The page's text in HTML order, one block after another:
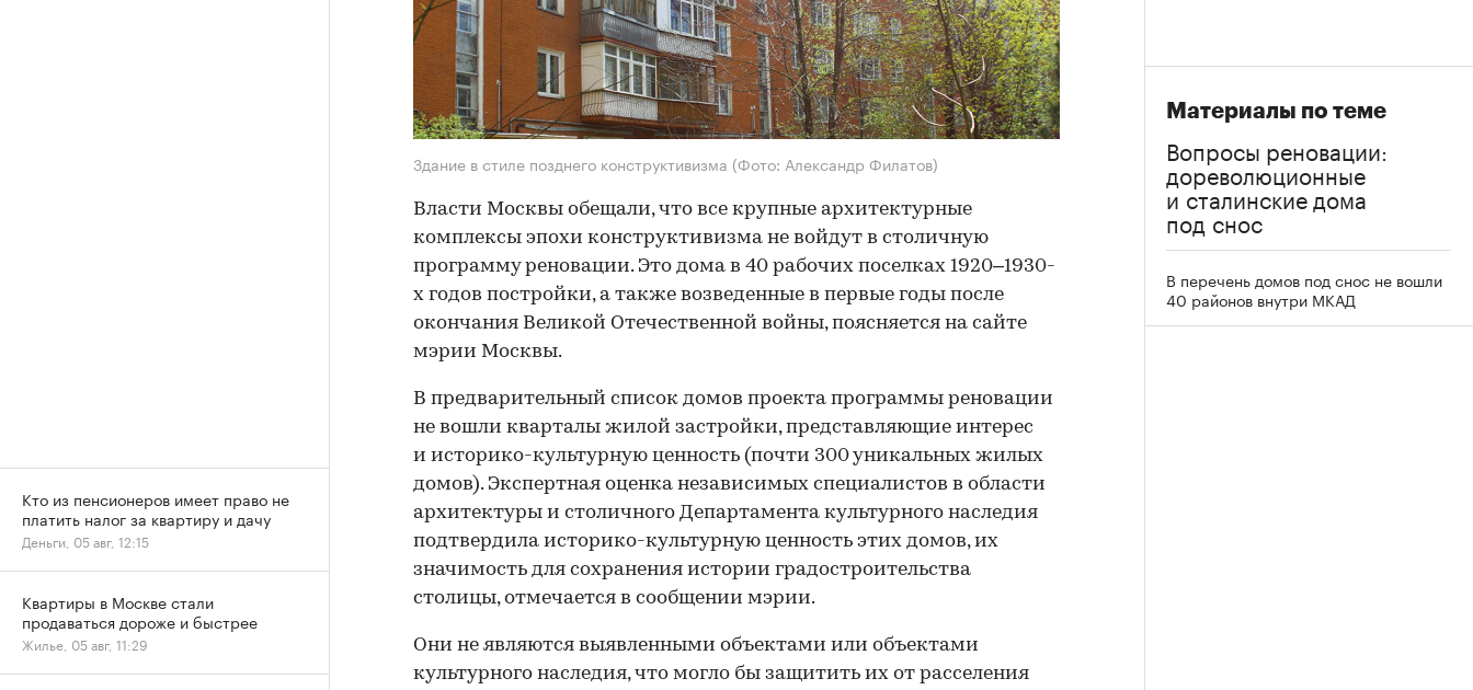
Здание в стиле позднего конструктивизма (Фото: Александр Филатов)
Власти Москвы обещали, что все крупные архитектурные
комплексы эпохи конструктивизма не войдут в столичную
программу реновации. Это дома в 40 рабочих поселках 1920–1930-
х годов постройки, а также возведенные в первые годы после
окончания Великой Отечественной войны, поясняется на сайте
мэрии Москвы.
В предварительный список домов проекта программы реновации
не вошли кварталы жилой застройки, представляющие интерес
и историко-культурную ценность (почти 300 уникальных жилых
домов). Экспертная оценка независимых специалистов в области
архитектуры и столичного Департамента культурного наследия
подтвердила историко-культурную ценность этих домов, их
значимость для сохранения истории градостроительства
столицы, отмечается в сообщении мэрии.
Они не являются выявленными объектами или объектами
культурного наследия, что могло бы защитить их от расселения
Материалы по теме
Вопросы реновации:
дореволюционные
и сталинские дома
под снос
В перечень домов под снос не вошли
40 районов внутри МКАД
Кто из пенсионеров имеет право не
платить налог за квартиру и дачу
Деньги, 05 авг, 12:15
Квартиры в Москве стали
продаваться дороже и быстрее
Жилье, 05 авг, 11:29